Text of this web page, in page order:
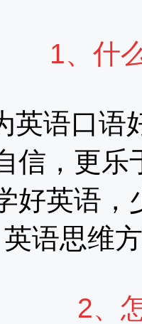
1、什
英语口语
信，更乐
好英语，
英语思维
2、